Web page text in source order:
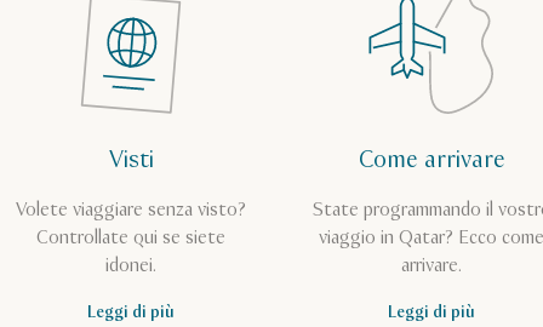
Visti
Volete viaggiare senza visto?
Controllate qui se siete
idonei.
Leggi di più
Come arrivare
State programmando il
viaggio in Qatar? Ecco come
arrivare.
Leggi di più